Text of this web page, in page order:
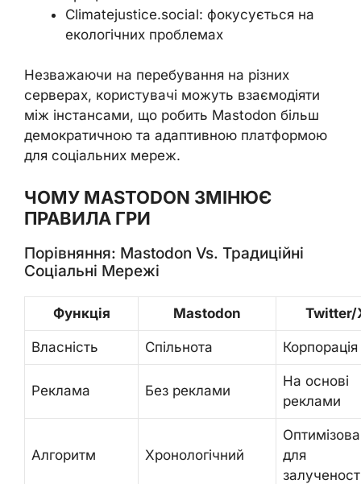
Climatejustice.social: фокусується на
екологічних проблемах
Незважаючи на перебування на різних
серверах, користувачі можуть взаємодіяти
між інстансами, що робить Mastodon більш
демократичною та адаптивною платформою
для соціальних мереж.
ЧОМУ MASTODON ЗМІНЮЄ
ПРАВИЛА ГРИ
Порівняння: Mastodon Vs. Традиційні
Соціальні Мережі
Функція Mastodon Twitter/
Власність Спільнота Корпорація
Реклама Без реклами
На основі
реклами
Алгоритм Хронологічний
для